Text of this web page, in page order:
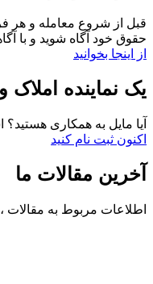
قبل از شروع معامله و هر
حقوق خود آگاه شوید و با
از اینجا بخوانید
یک نماینده
آیا مایل به همکاری هستید؟
اکنون ثبت نام کنید
آخرین مقالات ما
اطلاعات مربوط به مقالات